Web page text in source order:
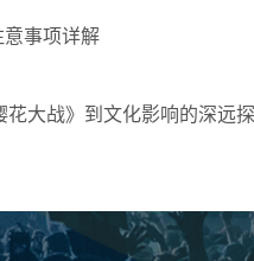
意事项详解
大战》到文化影响的深远